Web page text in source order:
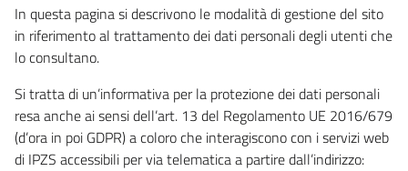
In questa pagina si descrivono le modalità di gestione del sito
in riferimento al trattamento dei dati personali degli utenti che
lo consultano.
Si tratta di un’informativa per la protezione dei dati personali
resa anche ai sensi dell’art. 13 del Regolamento UE 2016/679
(d’ora in poi GDPR) a coloro che interagiscono con i servizi web
di IPZS accessibili per via telematica a partire dall’indirizzo: